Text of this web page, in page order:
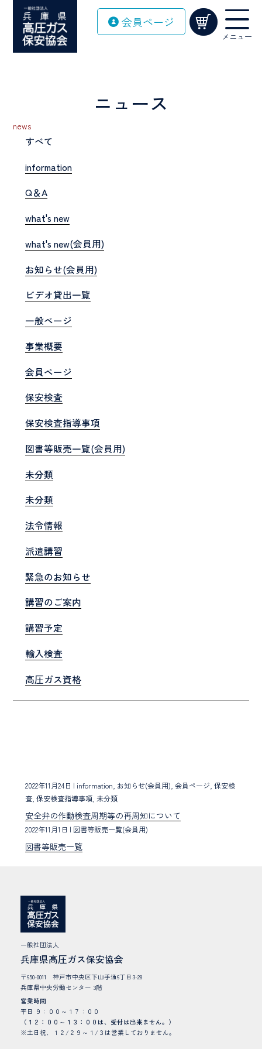
content
会員ページ
メニュー
ニュース
news
すべて
information
Q＆A
what's new
what's new(会員用)
お知らせ(会員用)
ビデオ貸出一覧
一般ページ
事業概要
会員ページ
保安検査
保安検査指導事項
図書等販売一覧(会員用)
未分類
未分類
法令情報
派遣講習
緊急のお知らせ
講習のご案内
講習予定
輸入検査
高圧ガス資格
2022年11月24日 | information, お知らせ(会員用), 会員ページ, 保安検
査, 保安検査指導事項, 未分類
安全弁の作動検査周期等の再周知について
2022年11月1日 | 図書等販売一覧(会員用)
図書等販売一覧
一般社団法人
兵庫県高圧ガス保安協会
〒650-0011 神戸市中央区下山手通6丁目3-28
兵庫県中央労働センター 3階
営業時間
平日 ９：００～１７：００
（１２：００～１３：００は、受付は出来ません。）
※土日祝、１２/２９～１/３は営業しておりません。